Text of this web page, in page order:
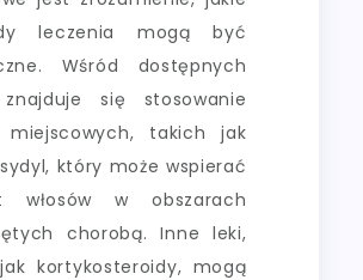
leczenia mogą być
Wśród dostępnych
się stosowanie
miejscowych, takich jak
który może wspierać
włosów w obszarach
chorobą. Inne leki,
kortykosteroidy, mogą